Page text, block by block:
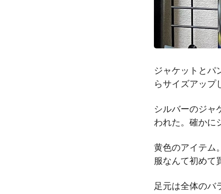
ジャケットとパ
らサイズアップ
シルバーのジャ
われた。確かに
黄色のアイテム
服なんて初めて
足元は全体のバ